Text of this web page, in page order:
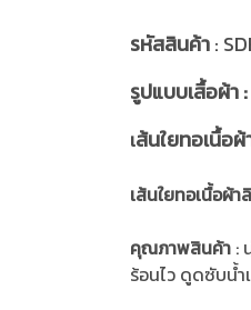
รหัสสินค้า:
รูปแบบเสื้อผ้า :
เส้นใยทอเนื้อผ้
เส้นใยทอเนื้อผ้
คุณภาพสินค้า :
ร้อนไว ดูดซับน้ำ